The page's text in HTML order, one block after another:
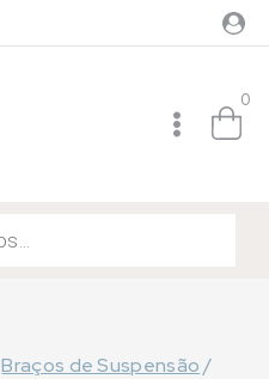
0
Braços de Suspensão /